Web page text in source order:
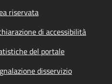
menu
riservata
di accessibilità
del portale
disservizio